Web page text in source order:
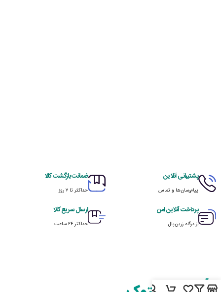
پشتیبانی آنلاین
پیام‌رسان‌ها و تماس
ضمانت بازگشت کالا
حداکثر تا ۷ روز
پرداخت آنلاین امن
از درگاه زرین‌پال
ارسال سریع کالا
حداکثر ۲۴ ساعت